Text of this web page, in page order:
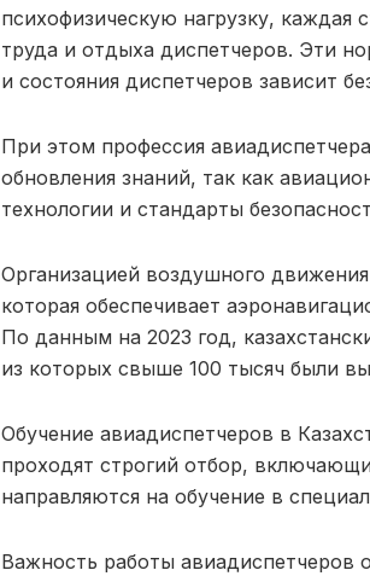
психофизическую нагрузку, каждая
труда и отдыха диспетчеров. Эти
и состояния диспетчеров зависит
При этом профессия
обновления знаний, так как
технологии и стандарты
Организацией воздушного
которая обеспечивает
По данным на 2023 год,
из которых свыше 100 тысяч были
Обучение авиадиспетчеров в
проходят строгий отбор,
направляются на обучение в
Важность работы авиадиспетчеров